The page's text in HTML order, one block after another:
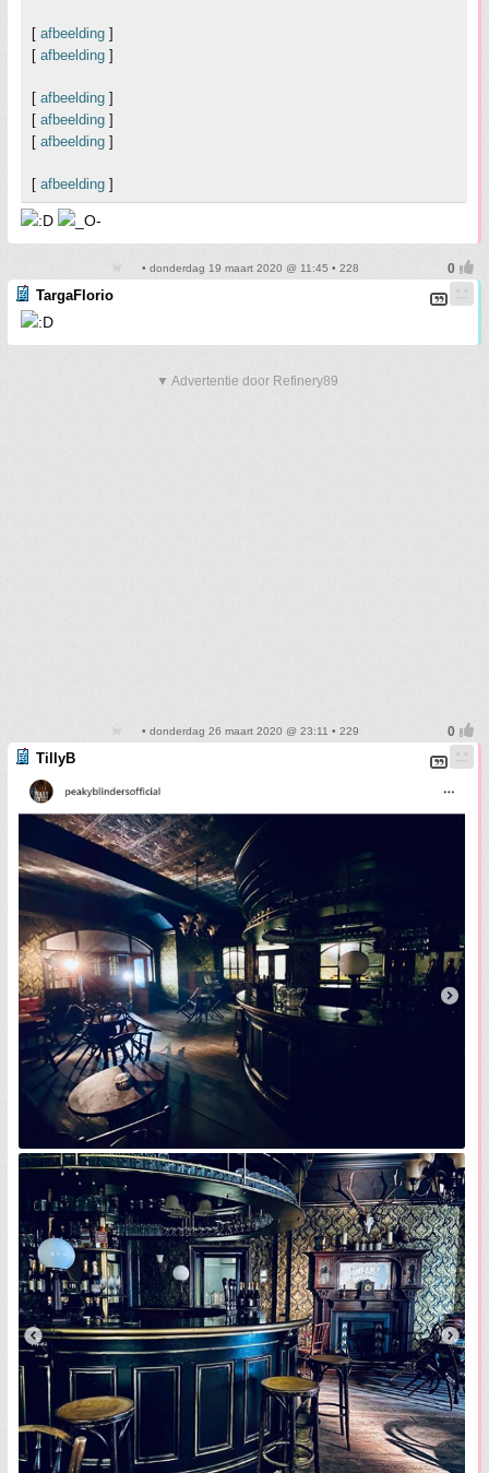
[ afbeelding ]
[ afbeelding ]
[ afbeelding ]
[ afbeelding ]
[ afbeelding ]
[ afbeelding ]
• donderdag 19 maart 2020 @ 11:45 • 228
TargaFlorio
▼ Advertentie door Refinery89
• donderdag 26 maart 2020 @ 23:11 • 229
TillyB